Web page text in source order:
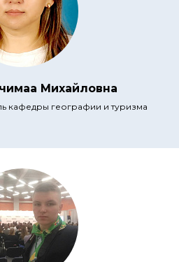
Михайловна
кафедры географии и туризма